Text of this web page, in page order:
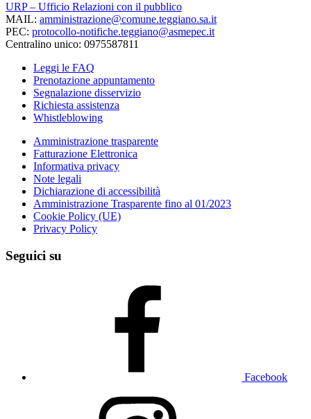
URP – Ufficio Relazioni con il pubblico
MAIL: amministrazione@comune.teggiano.sa.it
PEC: protocollo-notifiche.teggiano@asmepec.it
Centralino unico: 0975587811
Leggi le FAQ
Prenotazione appuntamento
Segnalazione disservizio
Richiesta assistenza
Whistleblowing
Amministrazione trasparente
Fatturazione Elettronica
Informativa privacy
Note legali
Dichiarazione di accessibilità
Amministrazione Trasparente fino al 01/2023
Cookie Policy (UE)
Privacy Policy
Seguici su
Facebook